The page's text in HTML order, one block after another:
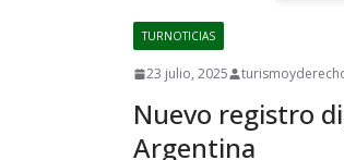
TURNOTICIAS
23 julio, 2025
Nuevo registro
Argentina